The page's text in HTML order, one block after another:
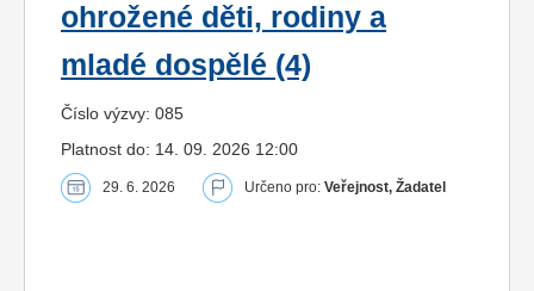
ohrožené děti, rodiny a
mladé dospělé (4)
Číslo výzvy: 085
Platnost do: 14. 09. 2026 12:00
29. 6. 2026 Určeno pro: Veřejnost, Žadatel